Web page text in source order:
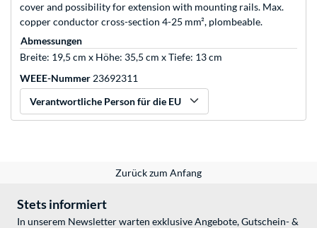
cover and possibility for extension with mounting rails. Max.
copper conductor cross-section 4-25 mm², plombeable.
Abmessungen
Breite: 19,5 cm x Höhe: 35,5 cm x Tiefe: 13 cm
WEEE-Nummer 23692311
Verantwortliche Person für die EU
Zurück zum Anfang
Stets informiert
In unserem Newsletter warten exklusive Angebote, Gutschein- &